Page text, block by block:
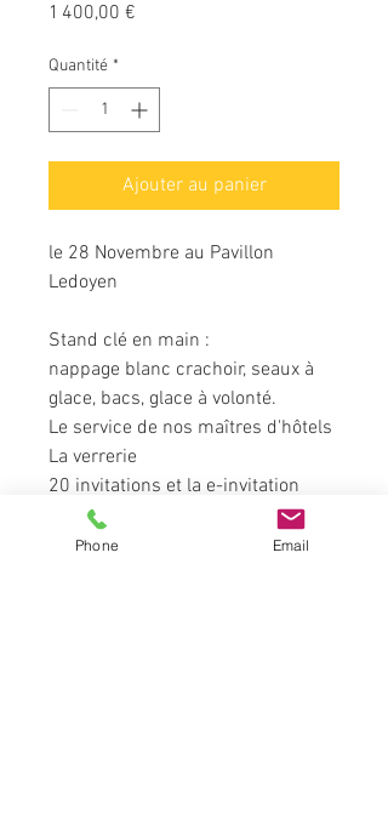
1 400,00 €
Quantité *
Ajouter au panier
le 28 Novembre au Pavillon
Ledoyen
Stand clé en main :
nappage blanc crachoir, seaux à
glace, bacs, glace à volonté.
Le service de nos maîtres d'hôtels
La verrerie
20 invitations et la e-invitation
la communication autour des
salons Force 4
Phone Email